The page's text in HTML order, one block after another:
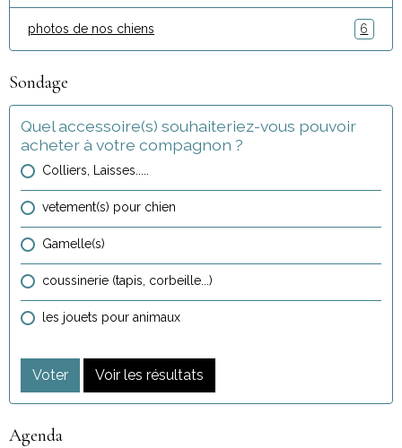
photos de nos chiens 6
Sondage
Quel accessoire(s) souhaiteriez-vous pouvoir
acheter à votre compagnon ?
Colliers, Laisses.....
vetement(s) pour chien
Gamelle(s)
coussinerie (tapis, corbeille...)
les jouets pour animaux
Voter Voir les résultats
Agenda